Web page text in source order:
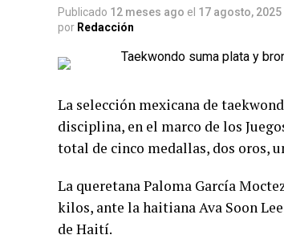
Publicado 12 meses ago el 17 agosto, 2025
por Redacción
La selección mexicana de
disciplina, en el marco de los
total de cinco medallas, dos oros,
La queretana Paloma García
kilos, ante la haitiana Ava Soon
de Haití.